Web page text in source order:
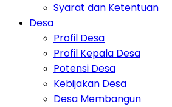
Syarat dan Ketentuan
Desa
Profil Desa
Profil Kepala Desa
Potensi Desa
Kebijakan Desa
Desa Membangun